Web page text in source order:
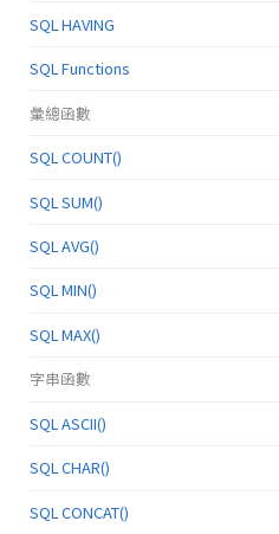
SQL HAVING
SQL Functions
彙總函數
SQL COUNT()
SQL SUM()
SQL AVG()
SQL MIN()
SQL MAX()
字串函數
SQL ASCII()
SQL CHAR()
SQL CONCAT()